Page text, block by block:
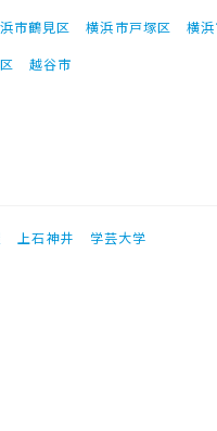
市鶴見区 横浜市戸塚区
横
越谷市
上石神井
学芸大学